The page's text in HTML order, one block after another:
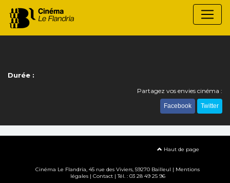
Durée :
Partagez vos envies cinéma :
Facebook Twitter
Haut de page
Cinéma Le Flandria, 45 rue des Viviers, 59270 Bailleul | Mentions
légales| Contact| Tél. : 03 28 49 25 96